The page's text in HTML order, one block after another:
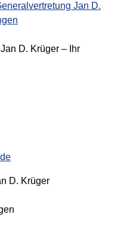
Jan D.
D. Krüger